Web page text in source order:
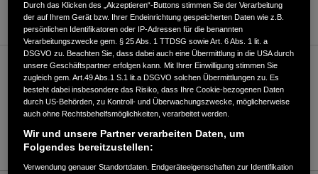
WEBSITE
Verkauf / Kundendienst
E-Mail
Durch das Klicken des „Akzeptieren“-Buttons stimmen Sie der Verarbeitung
der auf Ihrem Gerät bzw. Ihrer Endeinrichtung gespeicherten Daten wie z.B.
persönlichen Identifikatoren oder IP-Adressen für die benannten
Verarbeitungszwecke gem. § 25 Abs. 1 TTDSG sowie Art. 6 Abs. 1 lit. a
DSGVO zu. Beachten Sie, dass dabei auch eine Übermittlung in die USA durch
unsere Geschäftspartner erfolgen kann. Mit Ihrer Einwilligung stimmen Sie
zugleich gem. Art.49 Abs.1 S.1 lit.a DSGVO solchen Übermittlungen zu. Es
besteht dabei insbesondere das Risiko, dass Ihre Cookie-bezogenen Daten
durch US-Behörden, zu Kontroll- und Überwachungszwecke, möglicherweise
auch ohne Rechtsbehelfsmöglichkeiten, verarbeitet werden.
Wir und unsere Partner verarbeiten Daten, um
Folgendes bereitzustellen:
Verwendung genauer Standortdaten. Endgeräteeigenschaften zur Identifikation